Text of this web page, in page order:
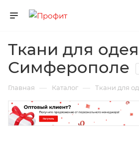
Ткани для
Симферополе
Главная — Каталог — Ткани для